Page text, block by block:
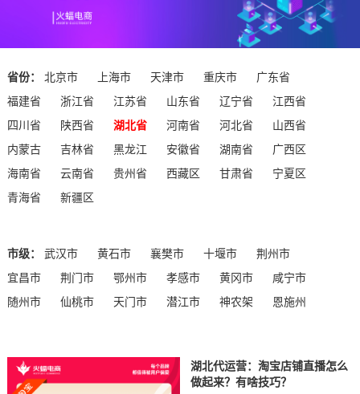
省份： 北京市 上海市 天津市 重庆市
广东省
福建省
浙江省 江苏省 山东省 辽宁省
江西省
四川省
陕西省 湖北省 河南省 河北省
山西省
内蒙古
吉林省 黑龙江 安徽省 湖南省
广西区
海南省
云南省 贵州省 西藏区 甘肃省
宁夏区
青海省
新疆区
市级： 武汉市 黄石市 襄樊市 十堰市
荆州市
宜昌市
荆门市 鄂州市 孝感市 黄冈市
咸宁市
随州市
仙桃市 天门市 潜江市 神农架 恩施州
湖北代运营：淘宝店铺直播怎么
做起来？有啥技巧？